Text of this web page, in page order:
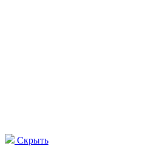
Скрыть